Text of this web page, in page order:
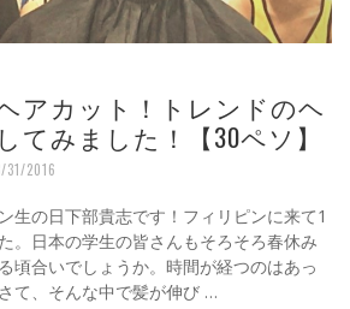
アカット！トレンドのヘ
てみました！【30ペソ】
31/2016
生の日下部貴志です！フィリピンに来て1
。日本の学生の皆さんもそろそろ春休み
頃合いでしょうか。時間が経つのはあっ
て、そんな中で髪が伸び …